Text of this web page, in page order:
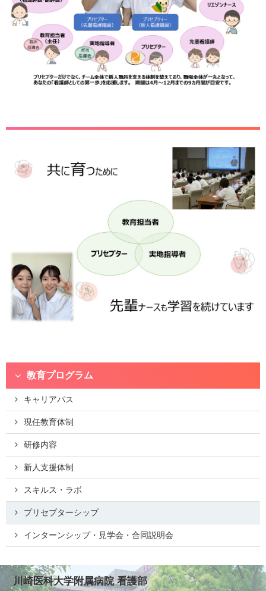
教育プログラム
キャリアパス
現任教育体制
研修内容
新人支援体制
スキルス・ラボ
プリセプターシップ
インターンシップ・見学会・合同説明会
川崎医科大学附属病院 看護部